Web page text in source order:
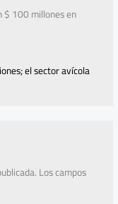
$ 100 millones en
el sector avícola
Los campos